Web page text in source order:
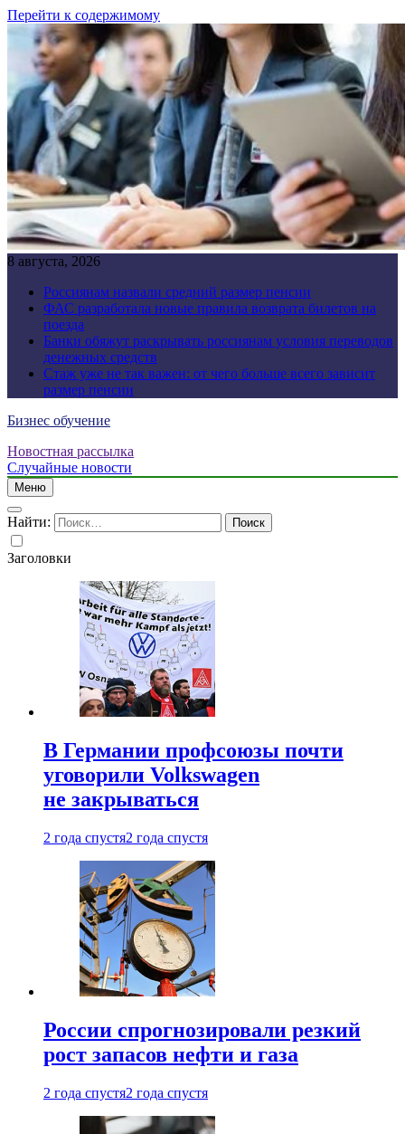
Перейти к содержимому
8 августа, 2026
Россиянам назвали средний размер пенсии
ФАС разработала новые правила возврата билетов на
поезда
Банки обяжут раскрывать россиянам условия переводов
денежных средств
Стаж уже не так важен: от чего больше всего зависит
размер пенсии
Бизнес обучение
Новостная рассылка
Случайные новости
Меню
Найти:
Заголовки
В Германии профсоюзы почти
уговорили Volkswagen
не закрываться
2 года спустя2 года спустя
России спрогнозировали резкий
рост запасов нефти и газа
2 года спустя2 года спустя